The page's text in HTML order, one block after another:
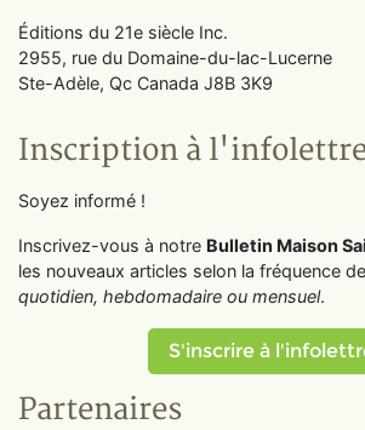
Éditions du 21e siècle Inc.
2955, rue du Domaine-du-lac-Lucerne
Ste-Adèle, Qc Canada J8B 3K9
Inscription à
Soyez informé !
Inscrivez-vous à notre Bulletin Maison
les nouveaux articles selon la fréquence
quotidien, hebdomadaire ou mensuel.
S'inscrire à
Partenaires